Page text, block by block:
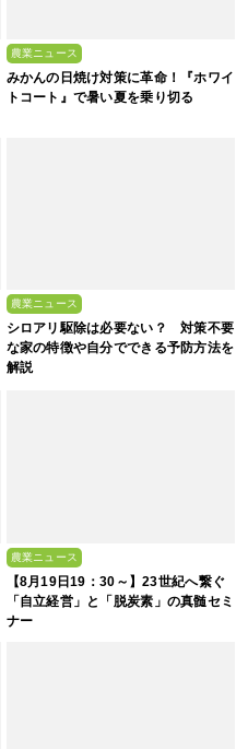
農業ニュース
みかんの日焼け対策に革命！『ホワイ
トコート』で暑い夏を乗り切る
農業ニュース
シロアリ駆除は必要ない？ 対策不要
な家の特徴や自分でできる予防方法を
解説
農業ニュース
【8月19日19：30～】23世紀へ繋ぐ
「自立経営」と「脱炭素」の真髄セミ
ナー